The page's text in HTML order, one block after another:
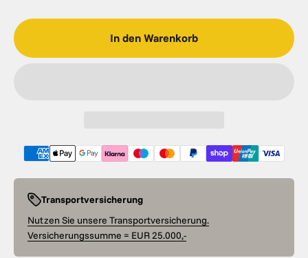
In den Warenkorb
Transportversicherung
Nutzen Sie unsere Transportversicherung.
Versicherungssumme = EUR 25.000,-